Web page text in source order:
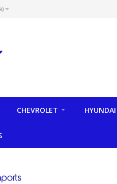
CHEVROLET HYUNDAI